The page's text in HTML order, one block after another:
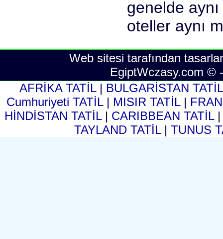
Web sitesi tarafından
EgiptWczasy.com ©
AFRİKA TATİL | BULGARİSTAN
Cumhuriyeti TATİL | MISIR TATİL |
HİNDİSTAN TATİL | CARIBBEAN TATİL
TAYLAND TATİL |TUNUS